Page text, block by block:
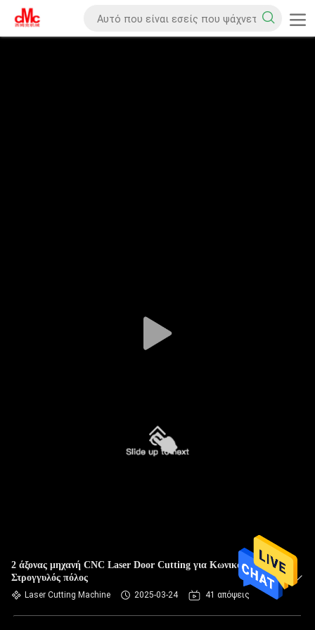
2 άξονας μηχανή CNC Laser Door Cutting για Κωνικό πόλο
Στρογγυλός πόλος
Laser Cutting Machine 2025-03-24 41 απόψεις